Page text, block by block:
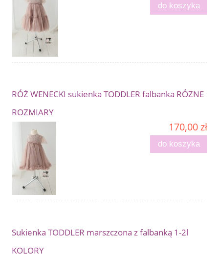
do koszyka
RÓŻ WENECKI sukienka TODDLER falbanka RÓZNE
ROZMIARY
170,00 zł
do koszyka
Sukienka TODDLER marszczona z falbanką 1-2l
KOLORY